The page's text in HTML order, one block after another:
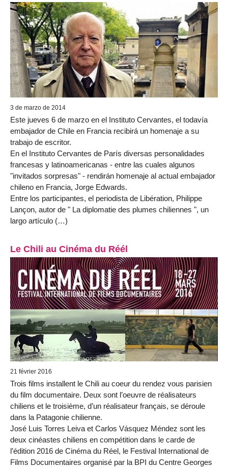
3 de marzo de 2014
Este jueves 6 de marzo en el Instituto Cervantes, el todavía
embajador de Chile en Francia recibirá un homenaje a su
trabajo de escritor.
En el Instituto Cervantes de París diversas personalidades
francesas y latinoamericanas - entre las cuales algunos
"invitados sorpresas" - rendirán homenaje al actual embajador
chileno en Francia, Jorge Edwards.
Entre los participantes, el periodista de Libération, Philippe
Lançon, autor de " La diplomatie des plumes chiliennes ", un
largo artículo (…)
Le Chili au Cinéma du Réél
21 février 2016
Trois films installent le Chili au coeur du rendez vous parisien
du film documentaire. Deux sont l’oeuvre de réalisateurs
chiliens et le troisième, d’un réalisateur français, se déroule
dans la Patagonie chilienne.
José Luis Torres Leiva et Carlos Vásquez Méndez sont les
deux cinéastes chiliens en compétition dans le carde de
l’édition 2016 de Cinéma du Réel, le Festival International de
Films Documentaires organisé par la BPI du Centre Georges